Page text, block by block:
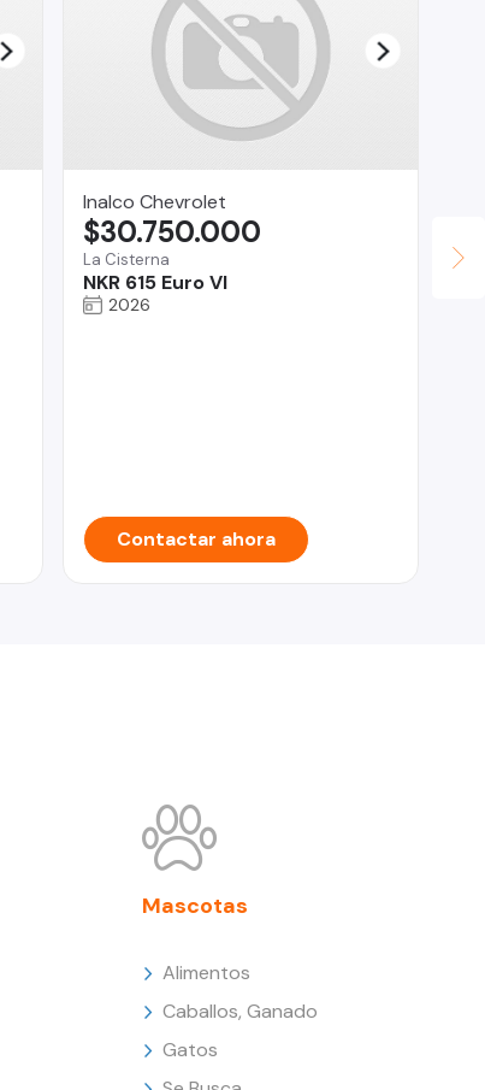
Inalco Chevrolet
La Cisterna
NKR 615 Euro VI
$30.750.000
2026
Contactar ahora
La
Mascotas
Alimentos
Caballos, Ganado
Gatos